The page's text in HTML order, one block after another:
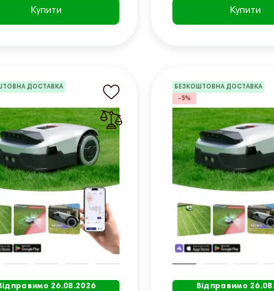
Купити Купити
ДОСТАВКА
26.08.2026
БЕЗКОШТОВНА ДОСТАВКА
-5%
Відправимо